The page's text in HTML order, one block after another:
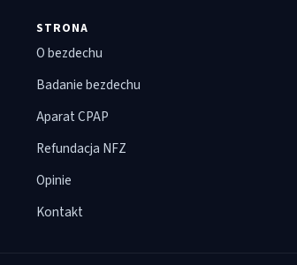
STRONA
O bezdechu
Badanie bezdechu
Aparat CPAP
Refundacja NFZ
Opinie
Kontakt